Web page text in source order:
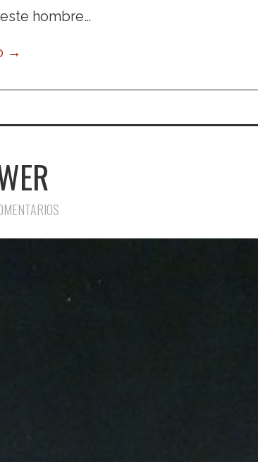
hombre…
→